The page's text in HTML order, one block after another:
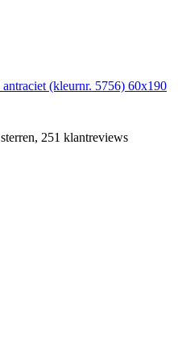
(kleurnr. 5756) 60x190
251 klantreviews